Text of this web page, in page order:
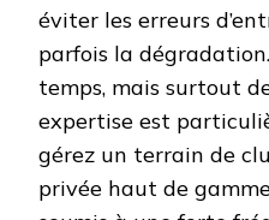
éviter les erreurs
parfois la
temps, mais surtout
expertise est
gérez un terrain de
privée haut de